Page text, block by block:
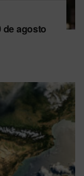
de agosto